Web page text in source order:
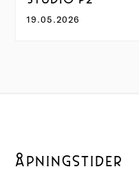
19.05.2026
ÅPNINGSTIDER